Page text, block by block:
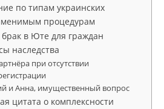
по типам украинских
процедурам
в Юте для граждан
наследства
при отсутствии
и Анна, имущественный вопрос
цитата о комплексности